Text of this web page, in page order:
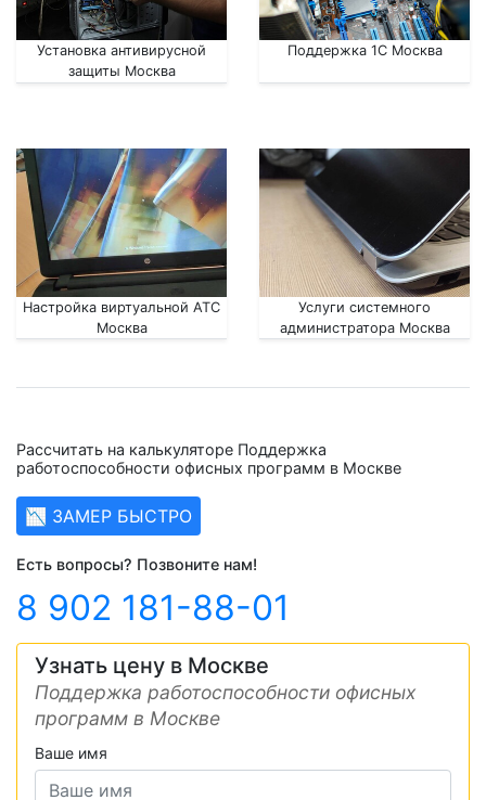
Установка антивирусной
защиты Москва
Поддержка 1С Москва
Настройка виртуальной АТС
Москва
Услуги системного
администратора Москва
Рассчитать на калькуляторе Поддержка
работоспособности офисных программ в Москве
📉 ЗАМЕР БЫСТРО
Есть вопросы? Позвоните нам!
8 902 181-88-01
Узнать цену в Москве
Поддержка работоспособности офисных
программ в Москве
Ваше имя